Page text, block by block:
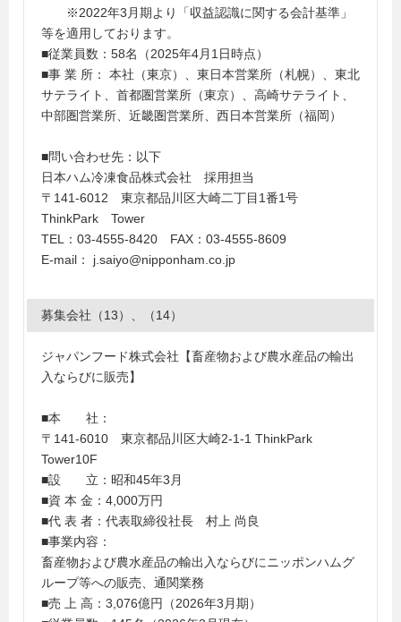
※2022年3月期より「収益認識に関する会計基準」
等を適用しております。
■従業員数：58名（2025年4月1日時点）
■事 業 所： 本社（東京）、東日本営業所（札幌）、東北
サテライト、首都圏営業所（東京）、高崎サテライト、
中部圏営業所、近畿圏営業所、西日本営業所（福岡）
■問い合わせ先：以下
日本ハム冷凍食品株式会社 採用担当
〒141-6012 東京都品川区大崎二丁目1番1号
ThinkPark Tower
TEL：03-4555-8420 FAX：03-4555-8609
E-mail： j.saiyo@nipponham.co.jp
募集会社（13）、（14）
ジャパンフード株式会社【畜産物および農水産品の輸出
入ならびに販売】
■本 社：
〒141-6010 東京都品川区大崎2-1-1 ThinkPark
Tower10F
■設 立：昭和45年3月
■資 本 金：4,000万円
■代 表 者：代表取締役社長 村上 尚良
■事業内容：
畜産物および農水産品の輸出入ならびにニッポンハムグ
ループ等への販売、通関業務
■売 上 高：3,076億円（2026年3月期）